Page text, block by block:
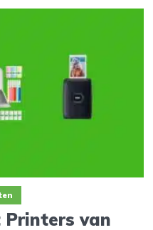
Printers van